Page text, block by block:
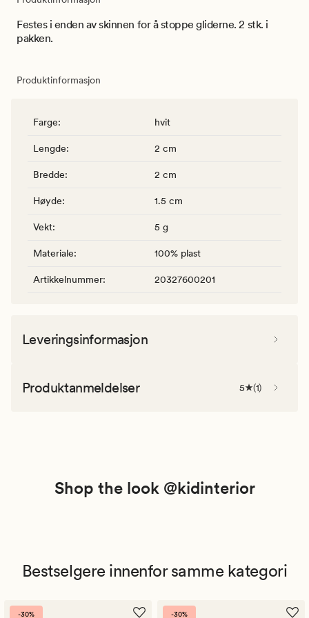
Festes i enden av skinnen for å stoppe gliderne. 2 stk. i
pakken.
Produktinformasjon
Farge: hvit
Lengde: 2 cm
Bredde: 2 cm
Høyde: 1.5 cm
Vekt: 5 g
Materiale: 100% plast
Artikkelnummer: 20327600201
Leveringsinformasjon
Produktanmeldelser 5 (1)
Shop the look @kidinterior
Bestselgere innenfor samme kategori
-30% -30%